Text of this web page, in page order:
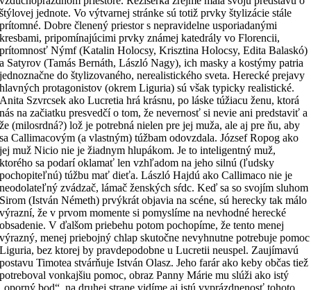
štýlovej jednote. Vo výtvarnej stránke sú totiž prvky štylizácie stále
prítomné. Dobre členený priestor s nepravidelne usporiadanými
kresbami, pripomínajúcimi prvky známej katedrály vo Florencii,
prítomnosť Nýmf (Katalin Holocsy, Krisztina Holocsy, Edita Balaskó)
a Satyrov (Tamás Bernáth, László Nagy), ich masky a kostýmy patria
jednoznačne do štylizovaného, nerealistického sveta. Herecké prejavy
hlavných protagonistov (okrem Liguria) sú však typicky realistické.
Anita Szvrcsek ako Lucretia hrá krásnu, po láske túžiacu ženu, ktorá
nás na začiatku presvedčí o tom, že nevernosť si nevie ani predstaviť a
že (milosrdná?) lož je potrebná nielen pre jej muža, ale aj pre ňu, aby
sa Callimacovým (a vlastným) túžbam odovzdala. József Ropog ako
jej muž Nicio nie je žiadnym hlupákom. Je to inteligentný muž,
ktorého sa podarí oklamať len vzhľadom na jeho silnú (ľudsky
pochopiteľnú) túžbu mať dieťa. László Hajdú ako Callimaco nie je
neodolateľný zvádzač, lámač ženských sŕdc. Keď sa so svojím sluhom
Sirom (István Németh) prvýkrát objavia na scéne, sú herecky tak málo
výrazní, že v prvom momente si pomyslíme na nevhodné herecké
obsadenie. V ďalšom priebehu potom pochopíme, že tento menej
výrazný, menej priebojný chlap skutočne nevyhnutne potrebuje pomoc
Liguria, bez ktorej by pravdepodobne u Lucretii neuspel. Zaujímavú
postavu Timotea stvárňuje István Olasz. Jeho farár ako keby občas tiež
potreboval vonkajšiu pomoc, obraz Panny Márie mu slúži ako istý
„oporný bod“, na druhej strane vidíme aj istú vyprázdnenosť tohoto